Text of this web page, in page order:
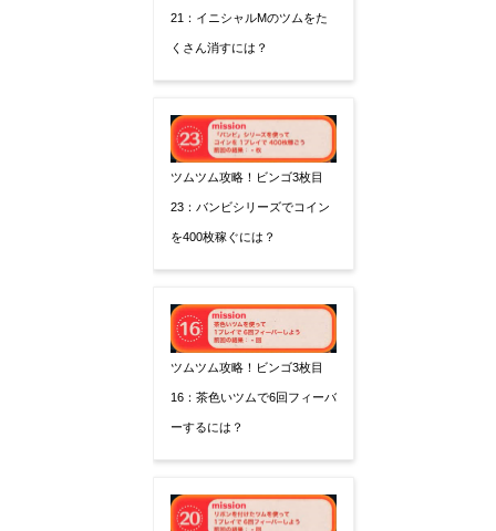
21：イニシャルMのツムをた
くさん消すには？
ツムツム攻略！ビンゴ3枚目
23：バンビシリーズでコイン
を400枚稼ぐには？
ツムツム攻略！ビンゴ3枚目
16：茶色いツムで6回フィーバ
ーするには？